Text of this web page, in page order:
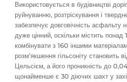
Використовується в будівництві
руйнуванню, розтріскування і
забезпечує довговічність асфальту
дуже цінний, оскільки містить
комбінувати з 160 іншими
розм’якшення гільсоніту становить
Цельсієм, а його проникність до
щонайменше є 30 діючих шахт у